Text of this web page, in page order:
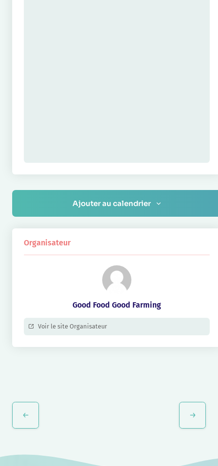
Ajouter au calendrier
Organisateur
Good Food Good Farming
Voir le site Organisateur
Évènement